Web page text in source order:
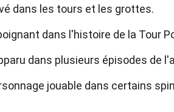
dans les tours et les grottes.
dans l'histoire de la Tour
dans plusieurs épisodes de
jouable dans certains